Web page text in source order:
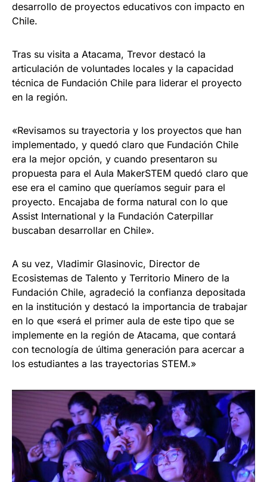
desarrollo de proyectos educativos con impacto en
Chile.
Tras su visita a Atacama, Trevor destacó la
articulación de voluntades locales y la capacidad
técnica de Fundación Chile para liderar el proyecto
en la región.
«Revisamos su trayectoria y los proyectos que han
implementado, y quedó claro que Fundación Chile
era la mejor opción, y cuando presentaron su
propuesta para el Aula MakerSTEM quedó claro que
ese era el camino que queríamos seguir para el
proyecto. Encajaba de forma natural con lo que
Assist International y la Fundación Caterpillar
buscaban desarrollar en Chile».
A su vez, Vladimir Glasinovic, Director de
Ecosistemas de Talento y Territorio Minero de la
Fundación Chile, agradeció la confianza depositada
en la institución y destacó la importancia de trabajar
en lo que «será el primer aula de este tipo que se
implemente en la región de Atacama, que contará
con tecnología de última generación para acercar a
los estudiantes a las trayectorias STEM.»